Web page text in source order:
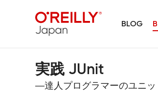
BLOG
実践 JUnit
―達人プログラマーのユニッ